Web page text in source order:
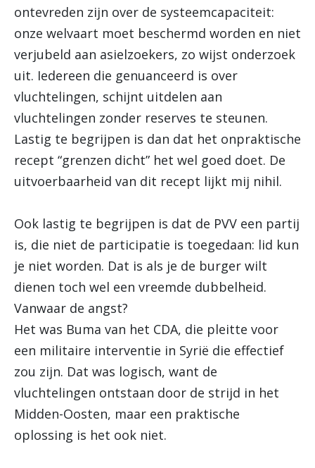
ontevreden zijn over de systeemcapaciteit:
onze welvaart moet beschermd worden en niet
verjubeld aan asielzoekers, zo wijst onderzoek
uit. Iedereen die genuanceerd is over
vluchtelingen, schijnt uitdelen aan
vluchtelingen zonder reserves te steunen.
Lastig te begrijpen is dan dat het onpraktische
recept “grenzen dicht” het wel goed doet. De
uitvoerbaarheid van dit recept lijkt mij nihil.
Ook lastig te begrijpen is dat de PVV een partij
is, die niet de participatie is toegedaan: lid kun
je niet worden. Dat is als je de burger wilt
dienen toch wel een vreemde dubbelheid.
Vanwaar de angst?
Het was Buma van het CDA, die pleitte voor
een militaire interventie in Syrië die effectief
zou zijn. Dat was logisch, want de
vluchtelingen ontstaan door de strijd in het
Midden-Oosten, maar een praktische
oplossing is het ook niet.